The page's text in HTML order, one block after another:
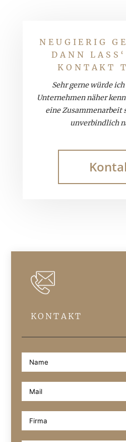
NEUGIERIG
DANN
KONTAKT
Sehr gerne würde
Unternehmen näher
eine Zusammenarbeit
unverbindlich
KONTAKT